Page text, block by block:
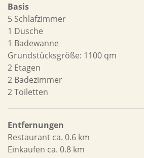
Basis
5 Schlafzimmer
1 Dusche
1 Badewanne
Grundstücksgröße: 1100 qm
2 Etagen
2 Badezimmer
2 Toiletten
Entfernungen
Restaurant ca. 0.6 km
Einkaufen ca. 0.8 km